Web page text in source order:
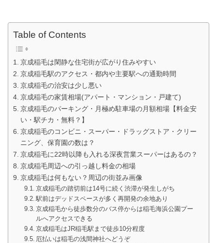
Table of Contents
京成稲毛は閑静な住宅街が広がり住みやすい
京成稲毛駅のアクセス・都内や主要駅への通勤時間
京成稲毛の治安は少し悪い
京成稲毛の家賃相場(アパート・マンション・戸建て)
京成稲毛のパーキング・月極め駐車場の月額相場【料金安
い・駅チカ・無料？】
京成稲毛のコンビニ・スーパー・ドラッグストア・クリー
ニング、保育園の数は？
京成稲毛に22時以降も入れる深夜営業スーパーはあるの？
京成稲毛周辺への引っ越し料金の相場
京成稲毛は何もない？周辺の街並み画像
京成稲毛の踏切前は14号に続く渋滞が発生しがち
駅前はデッドスペースが多く再開発の余地あり
京成稲毛から徒歩数分のバス停からは稲毛海浜公園プー
ルへアクセスできる
京成稲毛はJR稲毛駅まで徒歩10分程度
厄払いは稲毛の浅間神社へどうぞ